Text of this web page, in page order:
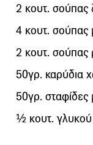
2 κουτ. σούπας
4 κουτ. σούπας
2 κουτ. σούπας
50γρ. καρύδια
50γρ. σταφίδες
½ κουτ. γλυκού